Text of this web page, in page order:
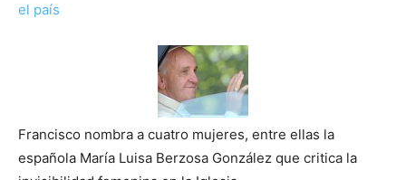
el país
Francisco nombra a cuatro mujeres, entre ellas la
española María Luisa Berzosa González que critica la